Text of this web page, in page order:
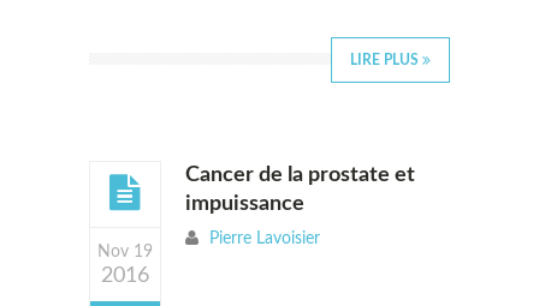
LIRE PLUS
Nov 19
2016
Cancer de la prostate et
impuissance
Pierre Lavoisier